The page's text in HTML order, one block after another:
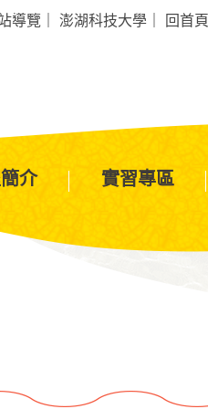
導覽 澎湖科技大學 回首頁
介 實習專區